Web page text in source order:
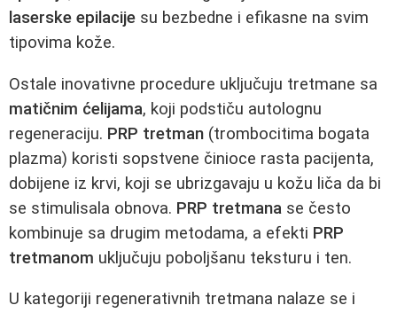
laserske epilacije su bezbedne i efikasne na svim
tipovima kože.
Ostale inovativne procedure uključuju tretmane sa
matičnim ćelijama, koji podstiču autolognu
regeneraciju. PRP tretman (trombocitima bogata
plazma) koristi sopstvene činioce rasta pacijenta,
dobijene iz krvi, koji se ubrizgavaju u kožu liča da bi
se stimulisala obnova. PRP tretmana se često
kombinuje sa drugim metodama, a efekti PRP
tretmanom uključuju poboljšanu teksturu i ten.
U kategoriji regenerativnih tretmana nalaze se i